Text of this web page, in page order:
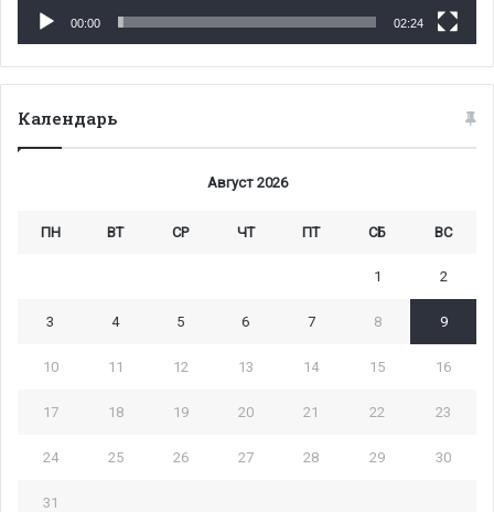
00:00 02:24
Календарь
Август 2026
ПН ВТ СР ЧТ ПТ СБ ВС
1 2
3 4 5 6 7 8 9
10 11 12 13 14 15 16
17 18 19 20 21 22 23
24 25 26 27 28 29 30
31